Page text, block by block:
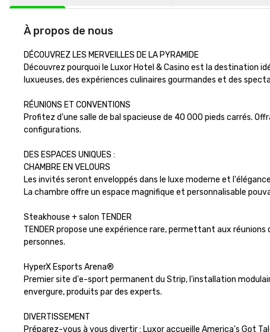
À propos de nous
DÉCOUVREZ LES MERVEILLES DE LA PYRAMIDE
Découvrez pourquoi le Luxor Hotel & Casino est la destination
luxueuses, des expériences culinaires gourmandes et des
RÉUNIONS ET CONVENTIONS
Profitez d'une salle de bal spacieuse de 40 000 pieds carrés.
configurations.
DES ESPACES UNIQUES :
CHAMBRE EN VELOURS
Les invités seront enveloppés dans le luxe moderne et
La chambre offre un espace magnifique et personnalisable
Steakhouse + salon TENDER
TENDER propose une expérience rare, permettant aux
personnes.
HyperX Esports Arena®
Premier site d'e-sport permanent du Strip, l'installation
envergure, produits par des experts.
DIVERTISSEMENT
Préparez-vous à vous divertir : Luxor accueille America's Got